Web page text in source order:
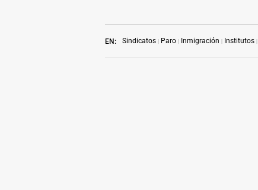
EN: Sindicatos Paro Inmigración Institutos